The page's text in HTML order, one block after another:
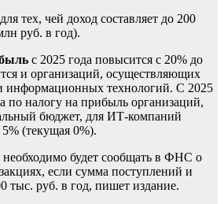
тех, чей доход составляет до 200
руб. в год).
с 2025 года повысится с 20% до
и организаций, осуществляющих
информационных технологий. С 2025
по налогу на прибыль организаций,
бюджет, для ИТ-компаний
5% (текущая 0%).
будет сообщать в ФНС о
если сумма поступлений и
тыс. руб. в год, пишет издание.